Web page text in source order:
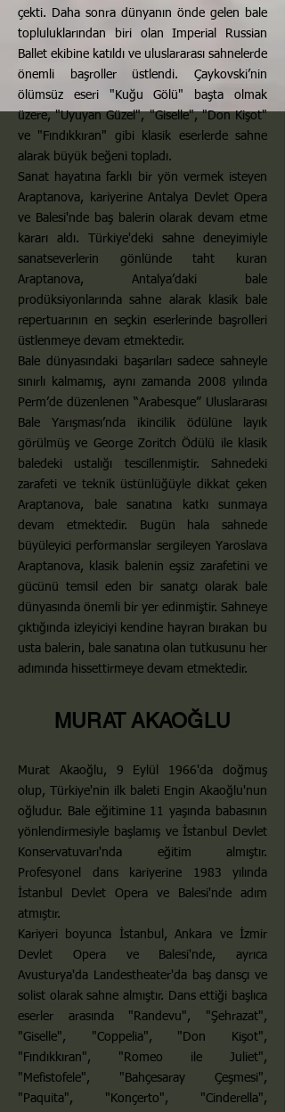
çekti. Daha sonra dünyanın önde gelen bale
topluluklarından biri olan Imperial Russian
Ballet ekibine katıldı ve uluslararası sahnelerde
önemli başroller üstlendi. Çaykovski’nin
ölümsüz eseri "Kuğu Gölü" başta olmak
üzere, "Uyuyan Güzel", "Giselle", "Don Kişot"
ve "Fındıkkıran" gibi klasik eserlerde sahne
alarak büyük beğeni topladı.
Sanat hayatına farklı bir yön vermek isteyen
Araptanova, kariyerine Antalya Devlet Opera
ve Balesi'nde baş balerin olarak devam etme
kararı aldı. Türkiye'deki sahne deneyimiyle
sanatseverlerin gönlünde taht kuran
Araptanova, Antalya’daki bale
prodüksiyonlarında sahne alarak klasik bale
repertuarının en seçkin eserlerinde başrolleri
üstlenmeye devam etmektedir.
Bale dünyasındaki başarıları sadece sahneyle
sınırlı kalmamış, aynı zamanda 2008 yılında
Perm’de düzenlenen “Arabesque” Uluslararası
Bale Yarışması’nda ikincilik ödülüne layık
görülmüş ve George Zoritch Ödülü ile klasik
baledeki ustalığı tescillenmiştir. Sahnedeki
zarafeti ve teknik üstünlüğüyle dikkat çeken
Araptanova, bale sanatına katkı sunmaya
devam etmektedir. Bugün hala sahnede
büyüleyici performanslar sergileyen Yaroslava
Araptanova, klasik balenin eşsiz zarafetini ve
gücünü temsil eden bir sanatçı olarak bale
dünyasında önemli bir yer edinmiştir. Sahneye
çıktığında izleyiciyi kendine hayran bırakan bu
usta balerin, bale sanatına olan tutkusunu her
adımında hissettirmeye devam etmektedir.
MURAT AKAOĞLU
Murat Akaoğlu, 9 Eylül 1966'da doğmuş
olup, Türkiye'nin ilk baleti Engin Akaoğlu'nun
oğludur. Bale eğitimine 11 yaşında babasının
yönlendirmesiyle başlamış ve İstanbul Devlet
Konservatuvarı'nda eğitim almıştır.
Profesyonel dans kariyerine 1983 yılında
İstanbul Devlet Opera ve Balesi'nde adım
atmıştır.
Kariyeri boyunca İstanbul, Ankara ve İzmir
Devlet Opera ve Balesi'nde, ayrıca
Avusturya'da Landestheater'da baş dansçı ve
solist olarak sahne almıştır. Dans ettiği başlıca
eserler arasında "Randevu", "Şehrazat",
"Giselle", "Coppelia", "Don Kişot",
"Fındıkkıran", "Romeo ile Juliet",
"Mefistofele", "Bahçesaray Çeşmesi",
"Paquita", "Konçerto", "Cinderella",